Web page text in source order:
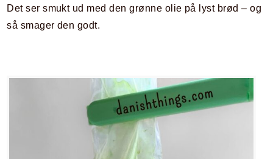
Det ser smukt ud med den grønne olie på lyst brød – og
så smager den godt.